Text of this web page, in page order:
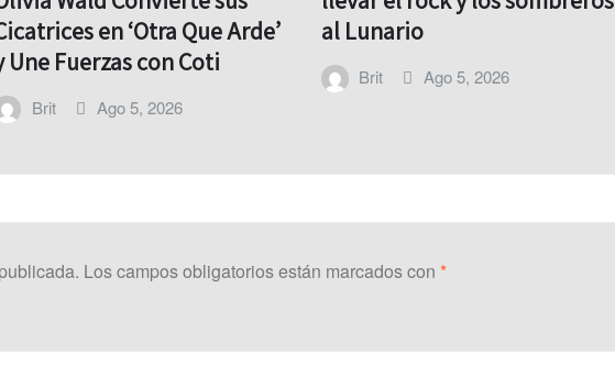
en ‘Otra Que Arde’
Une Fuerzas con Coti
Brit Ago 5, 2026
al Lunario
Brit Ago 5, 2026
Los campos obligatorios están marcados con *